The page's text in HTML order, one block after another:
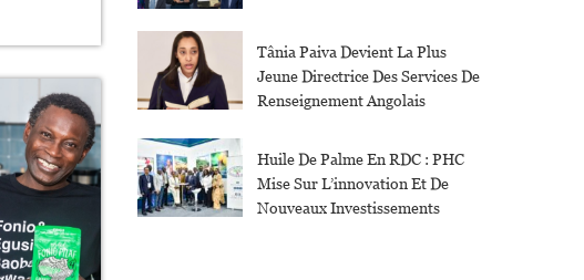
Tânia Paiva Devient La Plus
Jeune Directrice Des Services De
Renseignement Angolais
Huile De Palme En RDC : PHC
Mise Sur L’innovation Et De
Nouveaux Investissements